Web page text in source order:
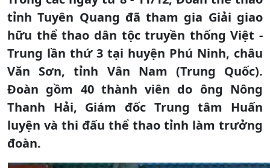
tỉnh Tuyên Quang đã tham gia Giải giao
hữu thể thao dân tộc truyền thống Việt -
Trung lần thứ 3 tại huyện Phú Ninh, châu
Văn Sơn, tỉnh Vân Nam (Trung Quốc).
Đoàn gồm 40 thành viên do ông Nông
Thanh Hải, Giám đốc Trung tâm Huấn
luyện và thi đấu thể thao tỉnh làm trưởng
đoàn.